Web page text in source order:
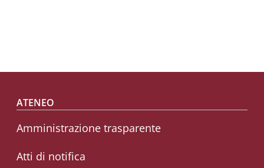
Footer menu
ATENEO
Amministrazione trasparente
Atti di notifica